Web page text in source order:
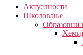
Актуелности
Школовање
Образовни